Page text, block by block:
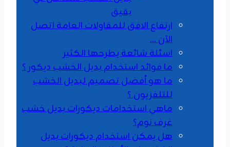
بقيق
ارتفاع الافق للمقاولات العامة اتصل
الآن …
اسئلة شائعة يطرحها الكثير
ما فوائد استخدام بديل الخشب ديكور ؟
ما هو أفضل تصميم لبديل الخشب
للتلفزيون ؟
ماهي استخدامات ديكورات بديل خشب
غرف نوم؟
هل يمكن استخدام ديكورات بديل